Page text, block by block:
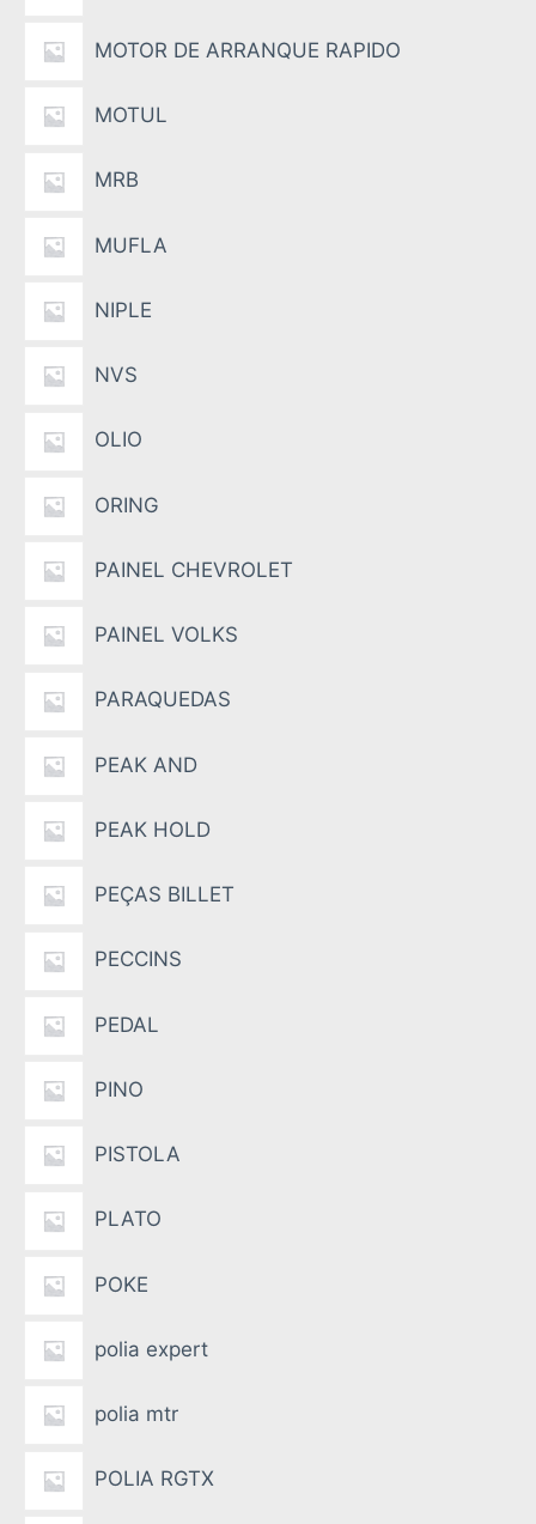
MOTOR DE ARRANQUE RAPIDO
MOTUL
MRB
MUFLA
NIPLE
NVS
OLIO
ORING
PAINEL CHEVROLET
PAINEL VOLKS
PARAQUEDAS
PEAK AND
PEAK HOLD
PEÇAS BILLET
PECCINS
PEDAL
PINO
PISTOLA
PLATO
POKE
polia expert
polia mtr
POLIA RGTX